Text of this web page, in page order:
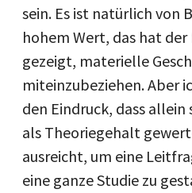
sein. Es ist natürlich von
hohem Wert, das hat
gezeigt, materielle
miteinzubeziehen. Aber
den Eindruck, dass
als Theoriegehalt
ausreicht, um eine
eine ganze Studie zu